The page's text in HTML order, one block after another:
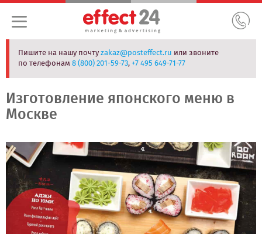
Пишите на нашу почтуzakaz@posteffect.ru или звоните
по телефонам8 (800) 201-59-73,+7 495 649-71-77
Изготовление японского меню в
Москве